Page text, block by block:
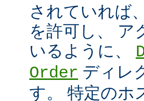
されていれば
を許可し、 ア
いるように、
Order ディレ
す。 特定のホ